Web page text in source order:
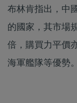
布林肯指出，中
的國家，其市場
倍，購買力平價
海軍艦隊等優勢。